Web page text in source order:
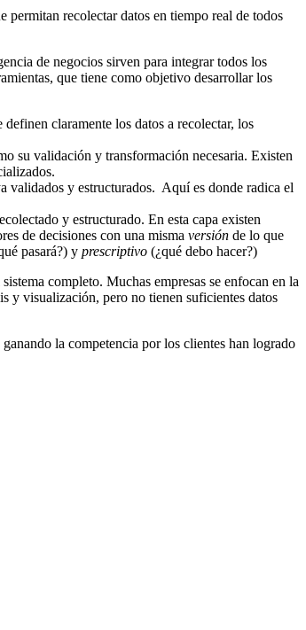
permitan recolectar datos en tiempo real de todos
de negocios sirven para integrar todos los
que tiene como objetivo desarrollar los
claramente los datos a recolectar, los
su validación y transformación necesaria. Existen
validados y estructurados. Aquí es donde radica el
y estructurado. En esta capa existen
de decisiones con una misma versión de lo que
pasará?) y prescriptivo (¿qué debo hacer?)
completo. Muchas empresas se enfocan en la
y visualización, pero no tienen suficientes datos
la competencia por los clientes han logrado